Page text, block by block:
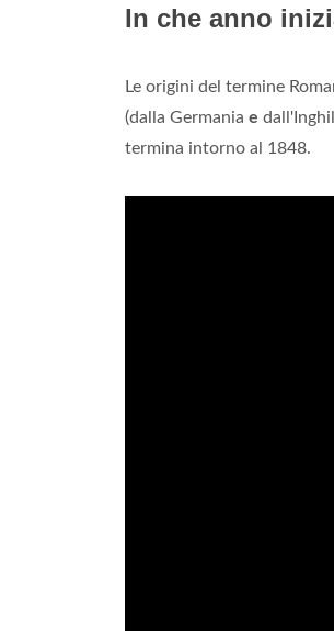
In che anno
Le origini del termine
(dalla Germania e
termina intorno al 1848.